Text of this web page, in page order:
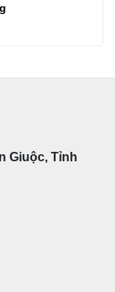
Giuộc, Tỉnh